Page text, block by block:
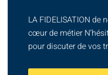
LA FIDELISATION de
cœur de métier
pour discuter de vos